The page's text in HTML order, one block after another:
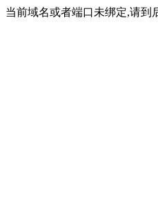
当前域名或者端口未绑定,请到